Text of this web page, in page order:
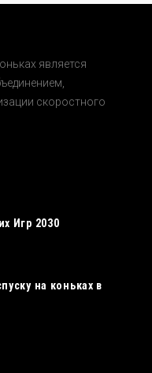
является
скоростного
Игр 2030
на коньках в